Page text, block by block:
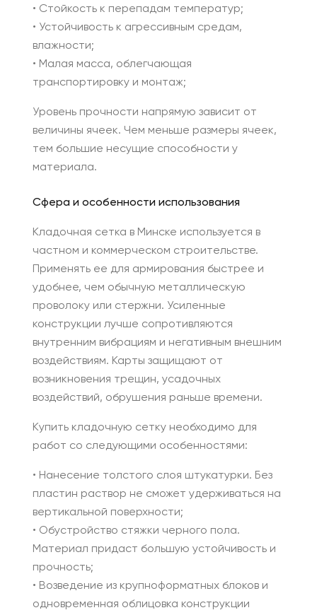
• Стойкость к перепадам температур;
• Устойчивость к агрессивным средам,
влажности;
• Малая масса, облегчающая
транспортировку и монтаж;
Уровень прочности напрямую зависит от
величины ячеек. Чем меньше размеры ячеек,
тем большие несущие способности у
материала.
Сфера и особенности использования
Кладочная сетка в Минске используется в
частном и коммерческом строительстве.
Применять ее для армирования быстрее и
удобнее, чем обычную металлическую
проволоку или стержни. Усиленные
конструкции лучше сопротивляются
внутренним вибрациям и негативным внешним
воздействиям. Карты защищают от
возникновения трещин, усадочных
воздействий, обрушения раньше времени.
Купить кладочную сетку необходимо для
работ со следующими особенностями:
• Нанесение толстого слоя штукатурки. Без
пластин раствор не сможет удерживаться на
вертикальной поверхности;
• Обустройство стяжки черного пола.
Материал придаст большую устойчивость и
прочность;
• Возведение из крупноформатных блоков и
одновременная облицовка конструкции